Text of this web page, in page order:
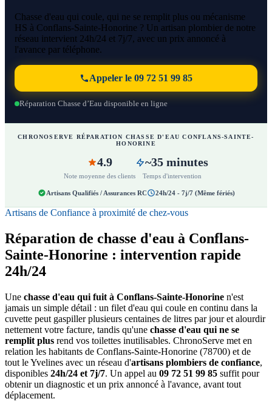
Chasse d'eau qui coule, qui ne se remplit plus ou mécanisme
HS à Conflans-Sainte-Honorine ? Un artisan plombier de notre
réseau intervient 24h/24 et 7j/7, avec un prix annoncé à
l'avance par téléphone.
Appeler le 09 72 51 99 85
Réparation Chasse d’Eau disponible en ligne
CHRONOSERVE RÉPARATION CHASSE D'EAU CONFLANS-SAINTE-
HONORINE
4.9
Note moyenne des clients
~35 minutes
Temps d'intervention
Artisans Qualifiés / Assurances RC 24h/24 - 7j/7 (Même fériés)
Artisans de Confiance à proximité de chez-vous
Réparation de chasse d'eau à Conflans-
Sainte-Honorine : intervention rapide
24h/24
Une chasse d'eau qui fuit à Conflans-Sainte-Honorine n'est
jamais un simple détail : un filet d'eau qui coule en continu dans la
cuvette peut gaspiller plusieurs centaines de litres par jour et alourdir
nettement votre facture, tandis qu'une chasse d'eau qui ne se
remplit plus rend vos toilettes inutilisables. ChronoServe met en
relation les habitants de Conflans-Sainte-Honorine (78700) et de
tout le Yvelines avec un réseau d'artisans plombiers de confiance,
disponibles 24h/24 et 7j/7. Un appel au 09 72 51 99 85 suffit pour
obtenir un diagnostic et un prix annoncé à l'avance, avant tout
déplacement.